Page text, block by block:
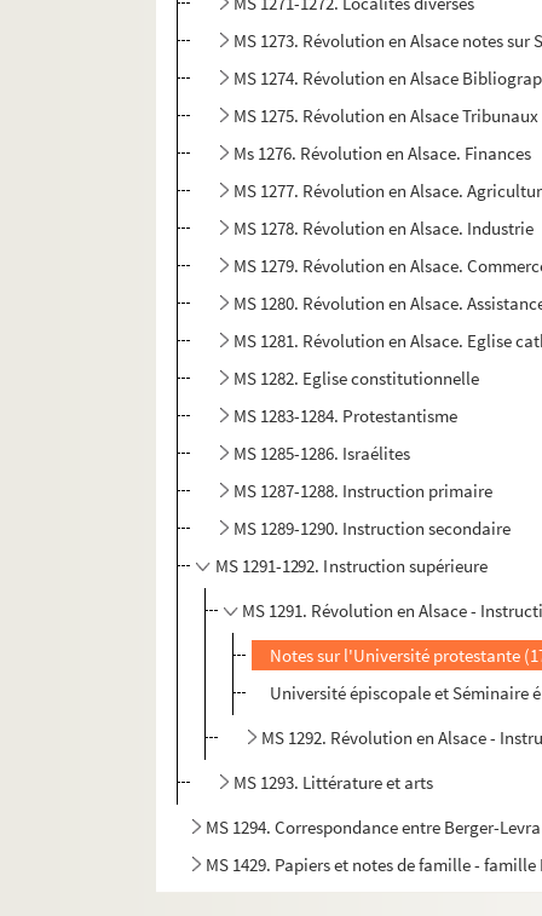
MS 1273. Révolution en Alsace notes sur
MS 1274. Révolution en Alsace
MS 1275. Révolution en Alsace Tribunaux
Ms 1276. Révolution en Alsace. Finances
MS 1277. Révolution en Alsace.
MS 1278. Révolution en Alsace. Industrie
MS 1279. Révolution en Alsace.
MS 1280. Révolution en Alsace.
MS 1281. Révolution en Alsace. Eglise
MS 1282. Eglise constitutionnelle
MS 1283-1284. Protestantisme
MS 1285-1286. Israélites
MS 1287-1288. Instruction primaire
MS 1289-1290. Instruction secondaire
MS 1291-1292. Instruction supérieure
MS 1291. Révolution en Alsace -
Notes sur l'Université protestante
Université épiscopale et Séminaire
MS 1292. Révolution en Alsace -
MS 1293. Littérature et arts
MS 1294. Correspondance entre Berger-
MS 1429. Papiers et notes de famille - famille